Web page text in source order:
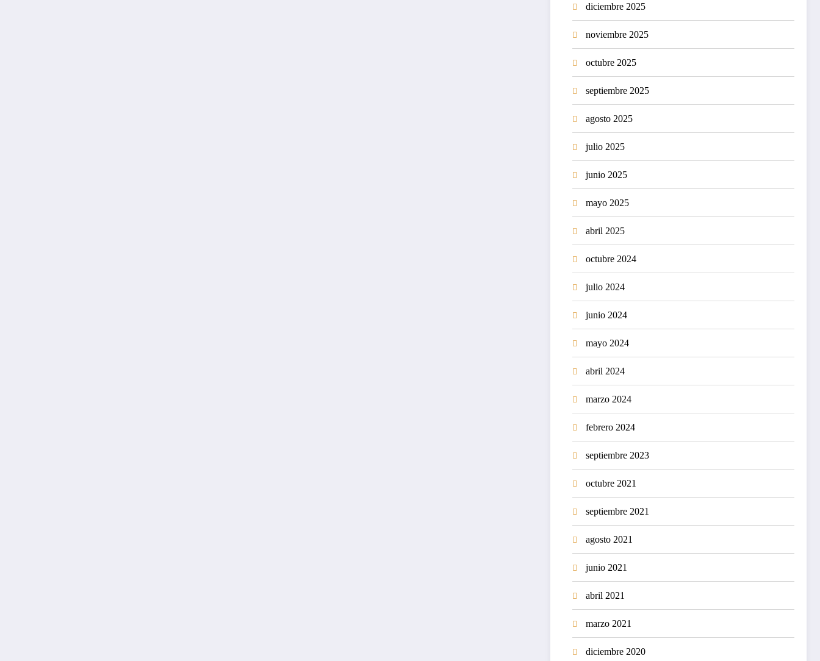
diciembre 2025
noviembre 2025
octubre 2025
septiembre 2025
agosto 2025
julio 2025
junio 2025
mayo 2025
abril 2025
octubre 2024
julio 2024
junio 2024
mayo 2024
abril 2024
marzo 2024
febrero 2024
septiembre 2023
octubre 2021
septiembre 2021
agosto 2021
junio 2021
abril 2021
marzo 2021
diciembre 2020